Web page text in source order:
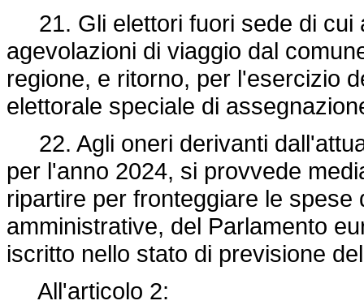
21. Gli elettori fuori sede di cui
agevolazioni di viaggio dal
regione, e ritorno, per l'esercizio
elettorale speciale di
22. Agli oneri derivanti
per l'anno 2024, si provvede
ripartire per fronteggiare le
amministrative, del Parlamento
iscritto nello stato di previsione
All'articolo 2: